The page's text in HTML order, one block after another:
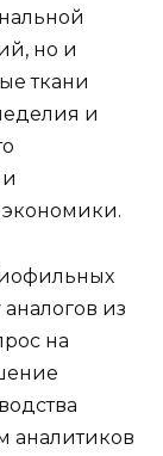
но и
ткани
и
экономики.
из
на
аналитиков